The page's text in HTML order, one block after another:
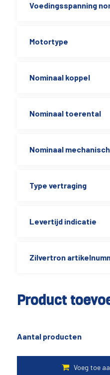
Product
Aantal producten
Voedingsspanning
Motortype
Nominaal koppel
Nominaal toerental
Nominaal
Type vertraging
Levertijd indicatie
Zilvertron